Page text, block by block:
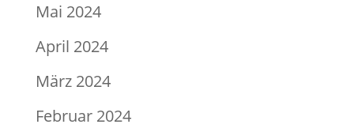
Mai 2024
April 2024
März 2024
Februar 2024